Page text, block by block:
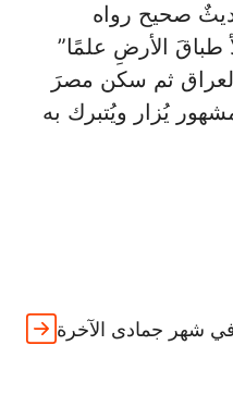
صحيح رواه
طباقَ الأرضِ علمًا”
ثم سكن مصرَ
يُزار ويُتبرك به
شهر جمادى الآخرة